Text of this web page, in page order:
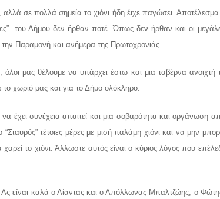
σε πολλά σημεία το χιόνι ήδη έιχε παγώσει.
του Δήμου δεν ήρθαν ποτέ. Όπως δεν ήρθαν και οι
Παραμονή και ανήμερα της Πρωτοχρονιάς.
μας θέλουμε να υπάρχει έστω και μια ταβέρνα ανοιχτή
το χωριό μας και για το Δήμο ολόκληρο.
έχει συνέχεια απαιτεί και μια σοβαρότητα και οργάνωση
τέτοιες μέρες με μισή παλάμη χιόνι και να μην
το χιόνι. Άλλωστε αυτός είναι ο κύριος λόγος που
Ας είναι καλά ο Αίαντας και ο Απόλλωνας Μπαλτζώης, ο